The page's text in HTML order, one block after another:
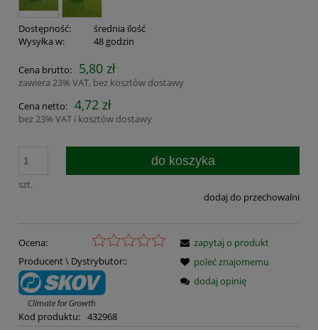
Dostępność:
średnia ilość
Wysyłka w:
48 godzin
Cena brutto: 5,80 zł
zawiera 23% VAT, bez kosztów dostawy
Cena netto: 4,72 zł
bez 23% VAT i kosztów dostawy
szt.
do koszyka
dodaj do przechowalni
Ocena:
Producent \ Dystrybutor::
Kod produktu: 432968
zapytaj o produkt
poleć znajomemu
dodaj opinię